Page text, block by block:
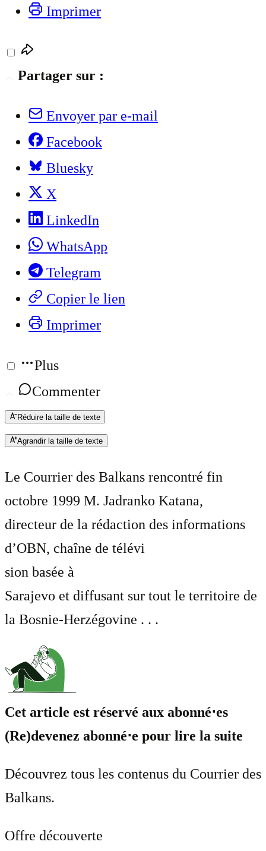
Imprimer
Partager sur :
Envoyer par e-mail
Facebook
Bluesky
X
LinkedIn
WhatsApp
Telegram
Copier le lien
Imprimer
Plus
Commenter
Réduire la taille de texte
Agrandir la taille de texte
Le Courrier des Balkans rencontré fin
octobre 1999 M. Jadranko Katana,
directeur de la rédaction des informations
d’OBN, chaîne de télévi
sion basée à
Sarajevo et diffusant sur tout le territoire de
la Bosnie-Herzégovine . . .
Cet article est réservé aux abonné⋅es
(Re)devenez abonné⋅e pour lire la suite
Découvrez tous les contenus du Courrier des
Balkans.
Offre découverte